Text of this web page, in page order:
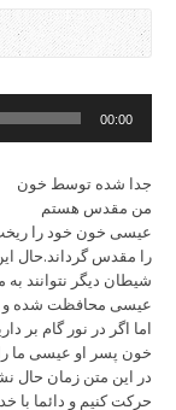
00:00
جدا شده توسط خون
من مقدس هستم
عیسی خون خود را ریخت
را مقدس گرداند.حال
شیطان دیگر نتوانند
عیسی محافظت شده و تقدیس
خون پسر او عیسی ما
در این متن زمان حال
حرکت کنیم و دائما با